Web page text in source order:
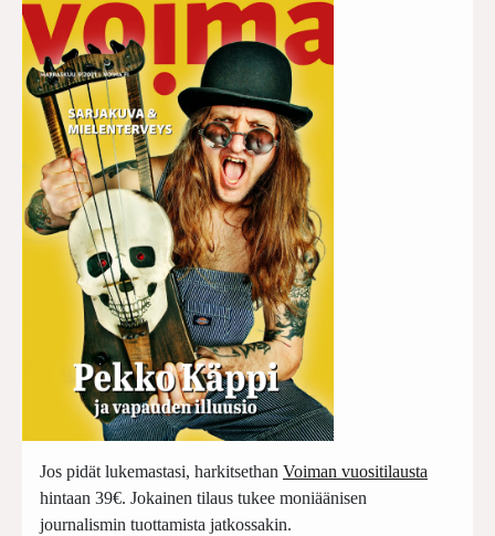
Jos pidät lukemastasi, harkitsethan Voiman vuositilausta
hintaan 39€. Jokainen tilaus tukee moniäänisen
journalismin tuottamista jatkossakin.